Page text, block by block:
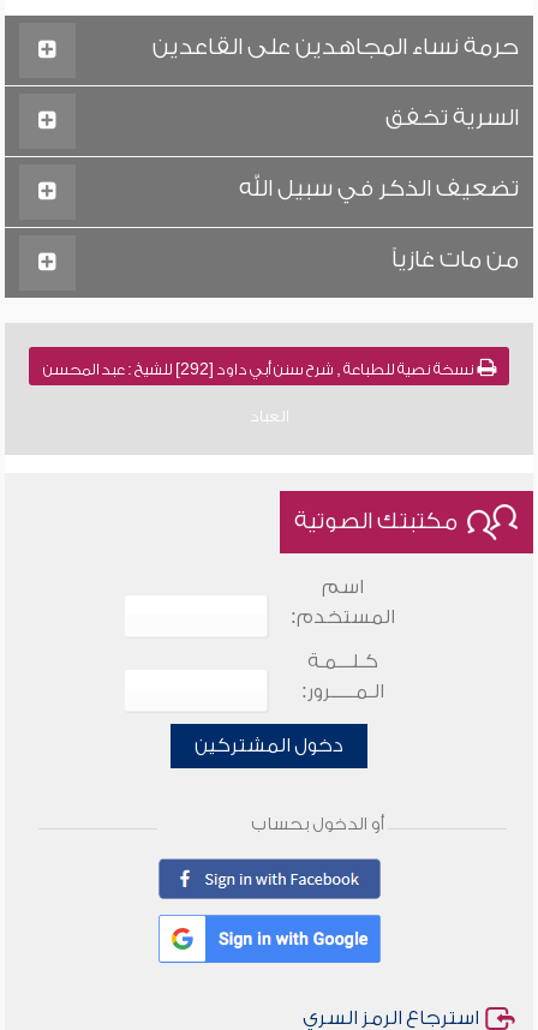
حرمة نساء المجاهدين على القاعدين
السرية تخفق
تضعيف الذكر في سبيل الله
من مات غازياً
نسخة نصية للطباعة , شرح سنن أبي داود [292] للشيخ : عبد المحسن
العباد
مكتبتك الصوتية
اسم
المستخدم:
كـلـــمـة
الـمـــــرور:
دخول المشتركين
أو الدخول بحساب
استرجاع الرمز السري